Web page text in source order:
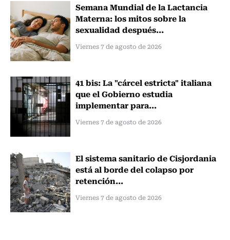
Semana Mundial de la Lactancia
Materna: los mitos sobre la
sexualidad después...
Viernes 7 de agosto de 2026
41 bis: La "cárcel estricta" italiana
que el Gobierno estudia
implementar para...
Viernes 7 de agosto de 2026
El sistema sanitario de Cisjordania
está al borde del colapso por
retención...
Viernes 7 de agosto de 2026